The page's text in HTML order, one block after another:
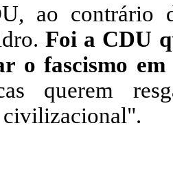
ao contrário
Foi a CDU
o fascismo
querem